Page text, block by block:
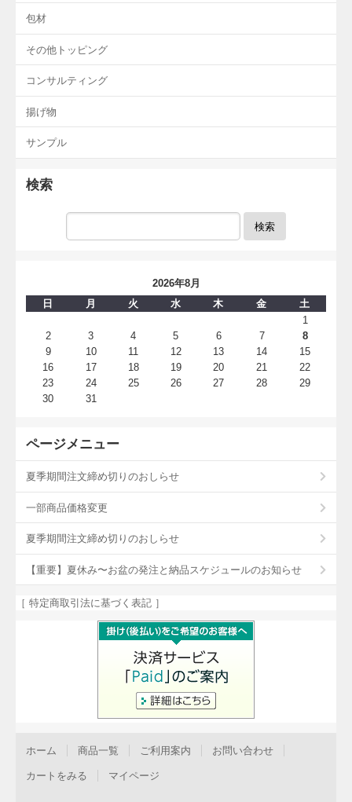
包材
その他トッピング
コンサルティング
揚げ物
サンプル
検索
検索
2026年8月
日
月 火 水 木 金
土
1
2
3 4 5 6 7
8
9
10 11 12 13 14
15
16
17 18 19 20 21
22
23
24 25 26 27 28
29
30
31
ページメニュー
夏季期間注文締め切りのおしらせ
一部商品価格変更
夏季期間注文締め切りのおしらせ
【重要】夏休み〜お盆の発注と納品スケジュールのお知らせ
［ 特定商取引法に基づく表記 ］
ホーム 商品一覧 ご利用案内 お問い合わせ
カートをみる マイページ